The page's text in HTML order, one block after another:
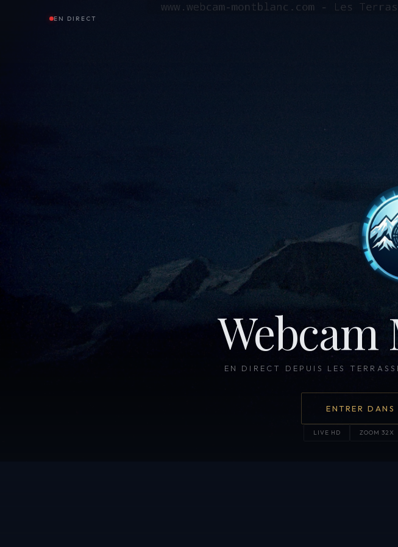
EN DIRECT
Webcam
EN DIRECT DEPUIS LES
ENTRER DANS
LIVE HD ZOOM 32X